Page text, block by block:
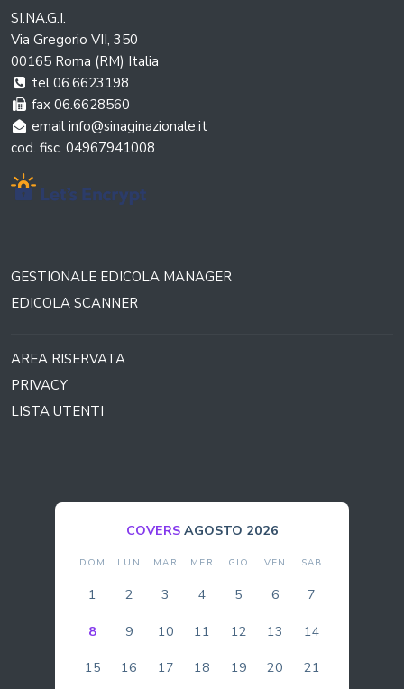
SI.NA.G.I.
Via Gregorio VII, 350
00165 Roma (RM) Italia
tel 06.6623198
fax 06.6628560
email info@sinaginazionale.it
cod. fisc. 04967941008
GESTIONALE EDICOLA MANAGER
EDICOLA SCANNER
AREA RISERVATA
PRIVACY
LISTA UTENTI
COVERS AGOSTO 2026
DOM LUN MAR MER GIO VEN SAB
1 2 3 4 5 6 7
8 9 10 11 12 13 14
15 16 17 18 19 20 21